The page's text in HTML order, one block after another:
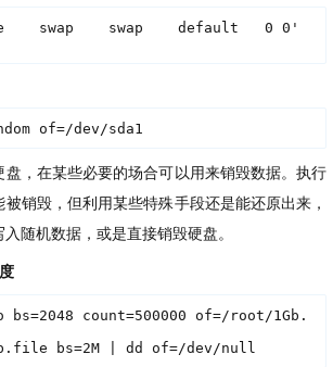
swap    swap    default   0 0'
of=/dev/sda1
盘，在某些必要的场合可以用来销毁数据。执行
销毁，但利用某些特殊手段还是能还原出来，
随机数据，或是直接销毁硬盘。
count=500000 of=/root/1Gb.
bs=2M | dd of=/dev/null